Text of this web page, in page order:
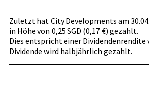
Zuletzt hat City Developments am
in Höhe von 0,25 SGD (0,17 €) gezahlt.
Dies entspricht einer Dividendenrendite
Dividende wird halbjährlich gezahlt.